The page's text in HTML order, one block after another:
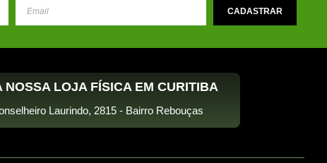
NOSSA LOJA FÍSICA EM CURITIBA
Laurindo, 2815 - Bairro Rebouças